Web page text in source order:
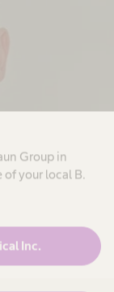
Group in
your local B.
Inc.